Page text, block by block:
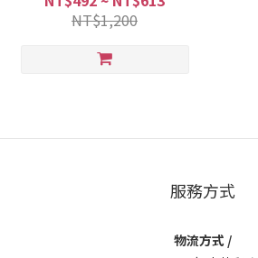
NT$1,200
服務方式
物流方式 /